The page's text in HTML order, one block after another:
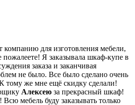
компанию для изготовления мебели,
Я заказывала шкаф-купе в
заказа и заканчивая
не было. Все было сделано очень
тому же мне ещё скидку сделали!
Алексею за прекрасный шкаф!
Всю мебель буду заказывать только